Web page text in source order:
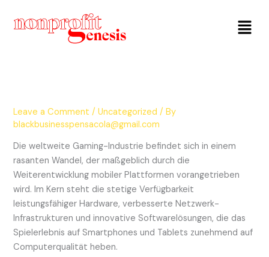
Menu
Leave a Comment /Uncategorized / By
blackbusinesspensacola@gmail.com
Die weltweite Gaming-Industrie befindet sich in einem
rasanten Wandel, der maßgeblich durch die
Weiterentwicklung mobiler Plattformen vorangetrieben
wird. Im Kern steht die stetige Verfügbarkeit
leistungsfähiger Hardware, verbesserte Netzwerk-
Infrastrukturen und innovative Softwarelösungen, die das
Spielerlebnis auf Smartphones und Tablets zunehmend auf
Computerqualität heben.